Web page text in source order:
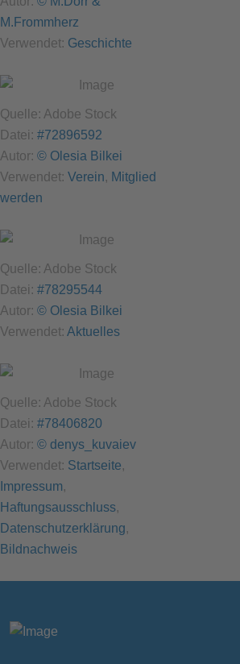
M.Frommherz
Verwendet: Geschichte
Quelle: Adobe Stock
Datei: #72896592
Autor: © Olesia Bilkei
Verwendet: Verein, Mitglied
werden
Quelle: Adobe Stock
Datei: #78295544
Autor: © Olesia Bilkei
Verwendet: Aktuelles
Quelle: Adobe Stock
Datei: #78406820
Autor: © denys_kuvaiev
Verwendet: Startseite,
Impressum,
Haftungsausschluss,
Datenschutzerklärung,
Bildnachweis